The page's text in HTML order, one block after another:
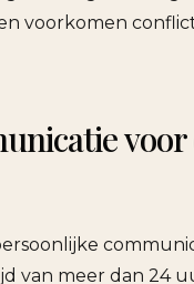
voorkomen
van meer dan 24